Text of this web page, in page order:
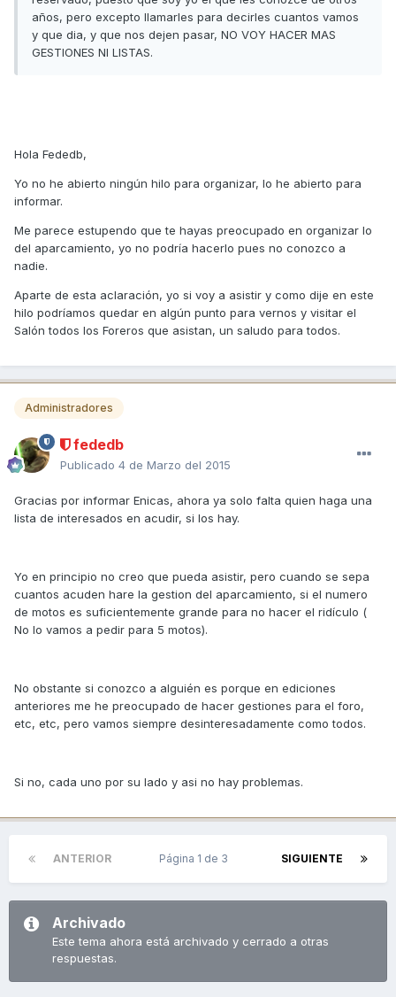
años, pero excepto llamarles para decirles cuantos vamos
y que dia, y que nos dejen pasar, NO VOY HACER MAS
GESTIONES NI LISTAS.
Hola Fededb,
Yo no he abierto ningún hilo para organizar, lo he abierto para
informar.
Me parece estupendo que te hayas preocupado en organizar lo
del aparcamiento, yo no podría hacerlo pues no conozco a
nadie.
Aparte de esta aclaración, yo si voy a asistir y como dije en este
hilo podríamos quedar en algún punto para vernos y visitar el
Salón todos los Foreros que asistan, un saludo para todos.
Administradores
fededb
Publicado 4 de Marzo del 2015
Gracias por informar Enicas, ahora ya solo falta quien haga una
lista de interesados en acudir, si los hay.
Yo en principio no creo que pueda asistir, pero cuando se sepa
cuantos acuden hare la gestion del aparcamiento, si el numero
de motos es suficientemente grande para no hacer el ridículo (
No lo vamos a pedir para 5 motos).
No obstante si conozco a alguién es porque en ediciones
anteriores me he preocupado de hacer gestiones para el foro,
etc, etc, pero vamos siempre desinteresadamente como todos.
Si no, cada uno por su lado y asi no hay problemas.
ANTERIOR SIGUIENTE
Página 1 de 3
Archivado
Este tema ahora está archivado y cerrado a otras
respuestas.